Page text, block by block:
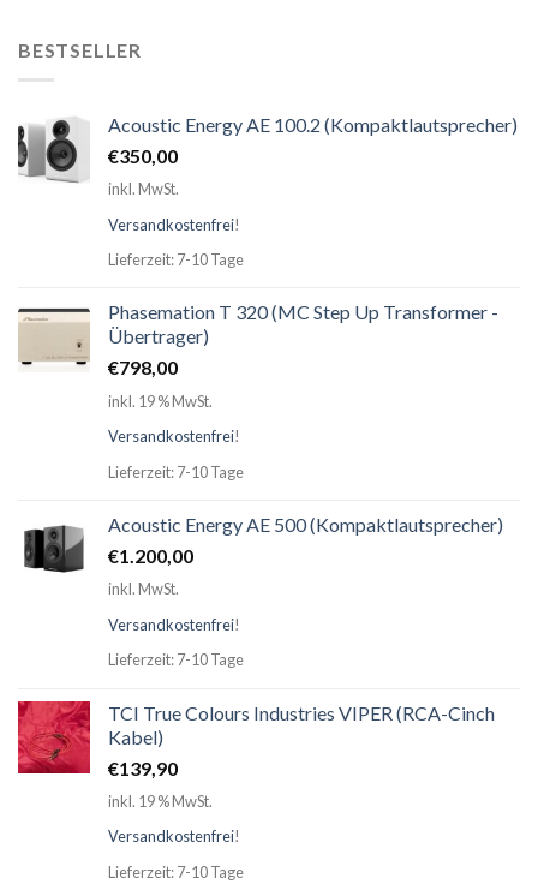
BESTSELLER
Acoustic Energy AE 100.2 (Kompaktlautsprecher)
€350,00
inkl. MwSt.
Versandkostenfrei!
Lieferzeit: 7-10 Tage
Phasemation T 320 (MC Step Up Transformer -
Übertrager)
€798,00
inkl. 19 % MwSt.
Versandkostenfrei!
Lieferzeit: 7-10 Tage
Acoustic Energy AE 500 (Kompaktlautsprecher)
€1.200,00
inkl. MwSt.
Versandkostenfrei!
Lieferzeit: 7-10 Tage
TCI True Colours Industries VIPER (RCA-Cinch
Kabel)
€139,90
inkl. 19 % MwSt.
Versandkostenfrei!
Lieferzeit: 7-10 Tage